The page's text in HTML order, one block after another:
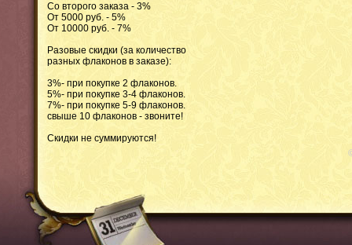
Со второго заказа - 3%
От 5000 руб. - 5%
От 10000 руб. - 7%
Разовые скидки (за количество
разных флаконов в заказе):
3%- при покупке 2 флаконов.
5%- при покупке 3-4 флаконов.
7%- при покупке 5-9 флаконов.
свыше 10 флаконов - звоните!
Скидки не суммируются!